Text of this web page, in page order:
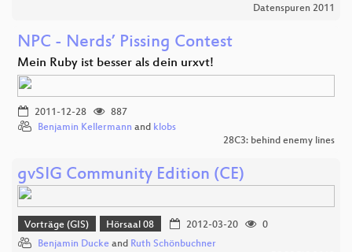
Datenspuren 2011
NPC - Nerds’ Pissing Contest
Mein Ruby ist besser als dein urxvt!
2011-12-28
887
Benjamin Kellermann and klobs
28C3: behind enemy lines
gvSIG Community Edition (CE)
Vorträge (GIS) Hörsaal 08 2012-03-20
0
Benjamin Ducke and Ruth Schönbuchner